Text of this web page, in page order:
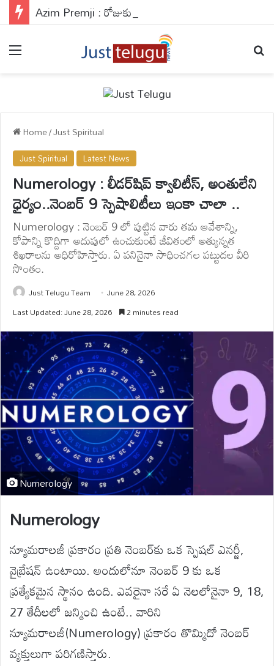
Menu
Home/Just Spiritual
Just Spiritual Latest News
Numerology : లీడర్‌షిప్ క్వాలిటీస్, అంతులేని
ధైర్యం..నెంబర్ 9 స్పెషాలిటీలు ఇంకా చాలా ..
Numerology : నెంబర్ 9 లో పుట్టిన వారు తమ ఆవేశాన్ని,
కోపాన్ని కొద్దిగా అదుపులో ఉంచుకుంటే జీవితంలో అత్యున్నత
శిఖరాలను అధిరోహిస్తారు. ఏ పనినైనా సాధించగల పట్టుదల వీరి
సొంతం.
Just Telugu Team
June 28, 2026
Last Updated: June 28, 2026
2 minutes read
Numerology
Numerology
న్యూమరాలజీ ప్రకారం ప్రతి నెంబర్‌కు ఒక స్పెషల్ ఎనర్జీ,
వైబ్రేషన్ ఉంటాయి. అందులోనూ నెంబర్ 9 కు ఒక
ప్రత్యేకమైన స్థానం ఉంది. ఎవరైనా సరే ఏ నెలలోనైనా 9, 18,
27 తేదీలలో జన్మించి ఉంటే.. వారిని
న్యూమరాలజీ(Numerology) ప్రకారం తొమ్మిదో నెంబర్
వ్యక్తులుగా పరిగణిస్తారు.